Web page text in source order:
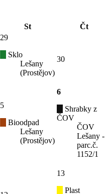
St
Čt
29
Sklo
Lešany
(Prostějov)
30
5
Bioodpad
Lešany
(Prostějov)
6
Shrabky z
ČOV
ČOV
Lešany -
parc.č.
1152/1
13
Plast